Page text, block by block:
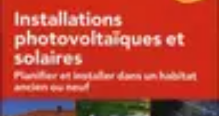
Voyage d'Aventure
Conseils pratiques DestinationsPréparation du voyage
de voyageActivités
Voyage d'Aventure